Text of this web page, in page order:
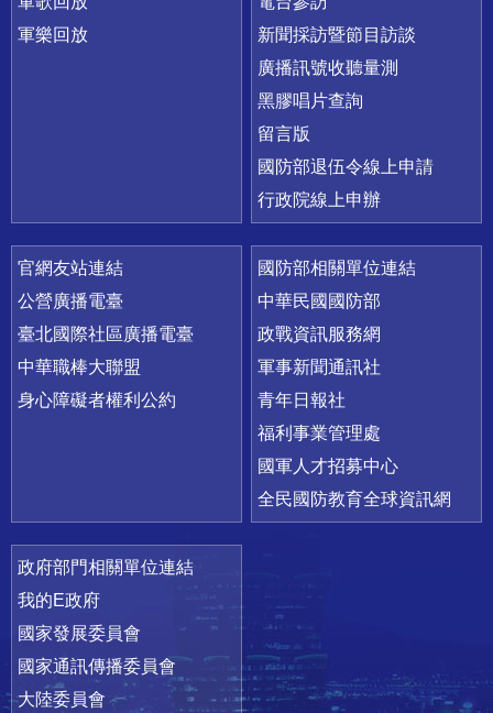
軍樂回放
新聞採訪暨節目訪談
廣播訊號收聽量測
黑膠唱片查詢
留言版
國防部退伍令線上申請
行政院線上申辦
官網友站連結
公營廣播電臺
臺北國際社區廣播電臺
中華職棒大聯盟
身心障礙者權利公約
國防部相關單位連結
中華民國國防部
政戰資訊服務網
軍事新聞通訊社
青年日報社
福利事業管理處
國軍人才招募中心
全民國防教育全球資訊網
政府部門相關單位連結
我的E政府
國家發展委員會
國家通訊傳播委員會
大陸委員會